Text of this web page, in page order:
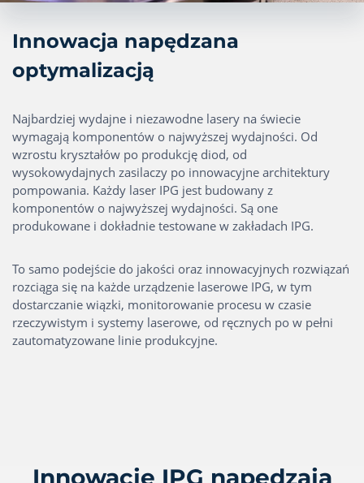
Innowacja napędzana
optymalizacją
Najbardziej wydajne i niezawodne lasery na świecie
wymagają komponentów o najwyższej wydajności. Od
wzrostu kryształów po produkcję diod, od
wysokowydajnych zasilaczy po innowacyjne architektury
pompowania. Każdy laser IPG jest budowany z
komponentów o najwyższej wydajności. Są one
produkowane i dokładnie testowane w zakładach IPG.
To samo podejście do jakości oraz innowacyjnych rozwiązań
rozciąga się na każde urządzenie laserowe IPG, w tym
dostarczanie wiązki, monitorowanie procesu w czasie
rzeczywistym i systemy laserowe, od ręcznych po w pełni
zautomatyzowane linie produkcyjne.
Innowacje IPG napędzają